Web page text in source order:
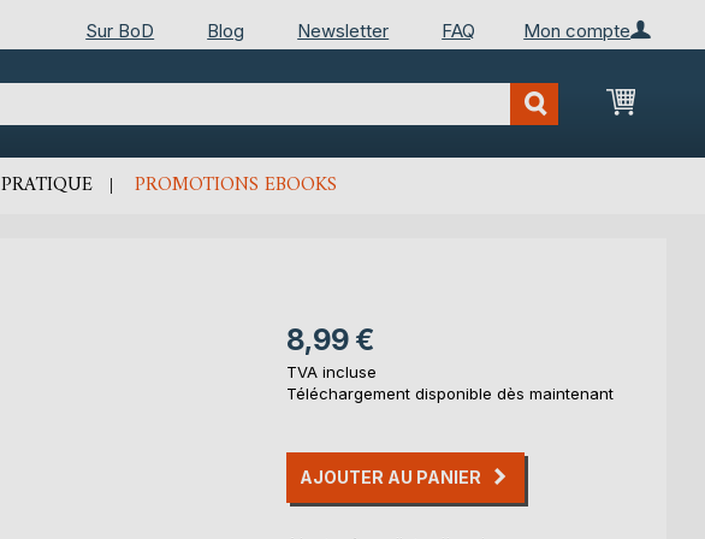
Mon compte
Sur BoD Blog Newsletter FAQ
Mon
PRATIQUE PROMOTIONS EBOOKS
8,99 €
TVA incluse
Téléchargement disponible dès maintenant
AJOUTER AU PANIER